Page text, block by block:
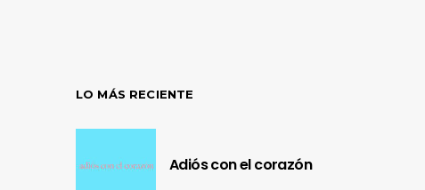
LO MÁS RECIENTE
Adiós con el corazón